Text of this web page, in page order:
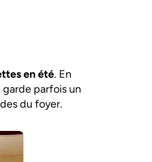
en été. En
parfois un
du foyer.